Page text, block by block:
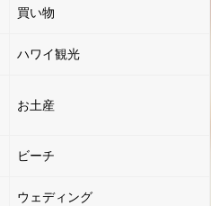
買い物
ハワイ観光
お土産
ビーチ
ウェディング